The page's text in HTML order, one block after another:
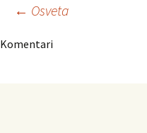
Navigacija
← Osveta
Komentari